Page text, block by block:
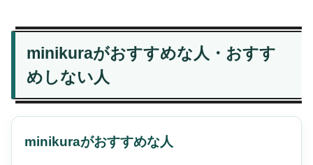
minikuraがおすすめな人・おすす
めしない人
minikuraがおすすめな人